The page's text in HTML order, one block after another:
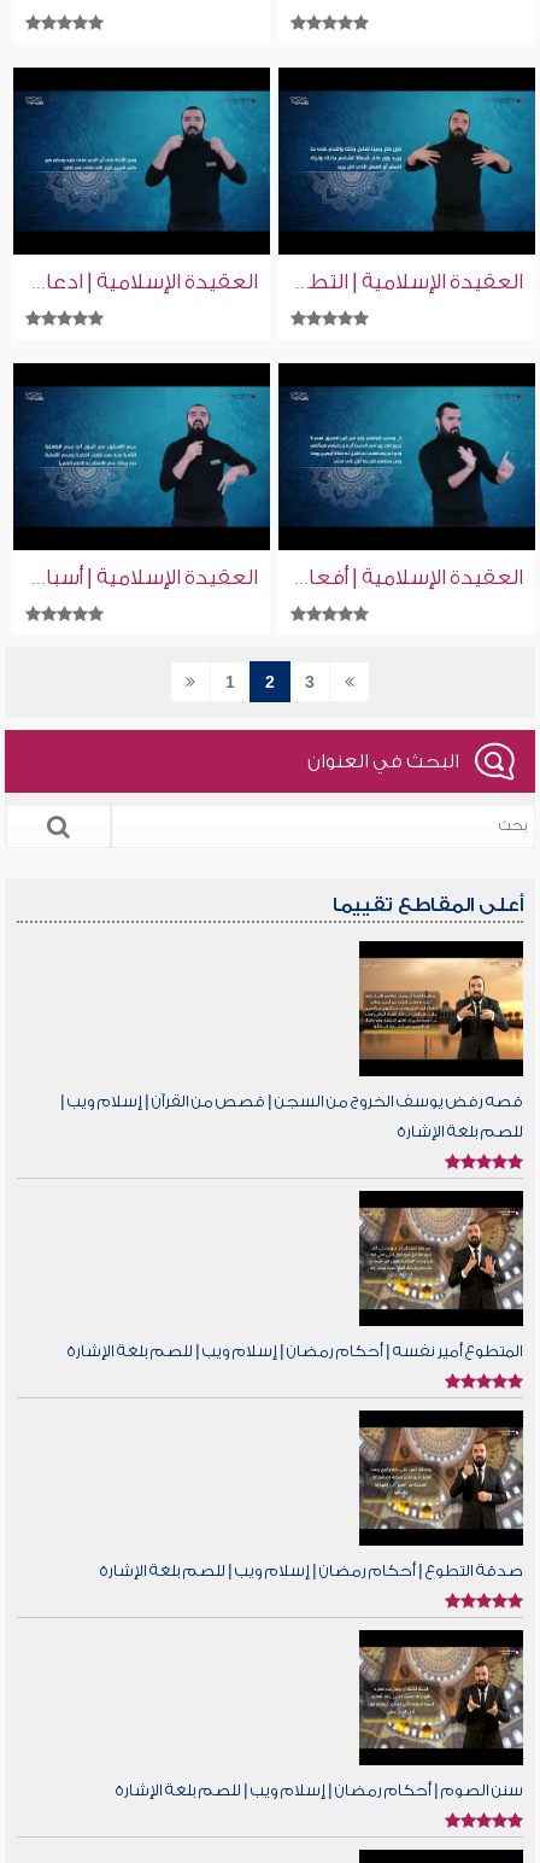
العقيدة الإسلامية | التطير | إسلام ويب | بلغة الإشارة العقيدة الإسلامية | ادعاء النبوة | إسلام ويب | بلغة الإشارة
العقيدة الإسلامية | أفعال تؤدي بصاحبها للكفر | إسلام ويب | بلغة الإشارة العقيدة الإسلامية | أسباب عذاب القبر | إسلام ويب | بلغة الإشارة
1 2 3
البحث في العنوان
أعلى المقاطع تقييما
قصه رفض يوسف الخروج من السجن | قصص من القرآن | إسلام ويب |
للصم بلغة الإشارة
المتطوع أمير نفسه | أحكام رمضان | إسلام ويب | للصم بلغة الإشارة
صدقة التطوع | أحكام رمضان | إسلام ويب | للصم بلغة الإشارة
سنن الصوم | أحكام رمضان | إسلام ويب | للصم بلغة الإشارة